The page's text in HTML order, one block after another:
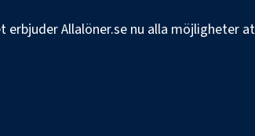
Allalöner.se nu alla möjligheter